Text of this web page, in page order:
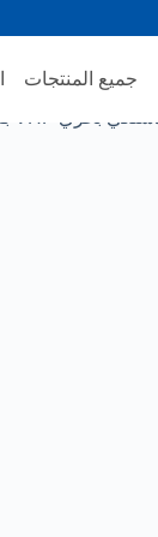
جميع المنتجات